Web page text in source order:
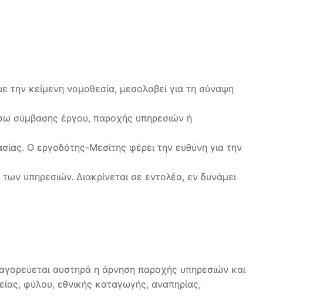
κείμενη νομοθεσία, μεσολαβεί για τη σύναψη
σύμβασης έργου, παροχής υπηρεσιών ή
Ο εργοδότης-Μεσίτης φέρει την ευθύνη για την
υπηρεσιών. Διακρίνεται σε εντολέα, εν δυνάμει
αυστηρά η άρνηση παροχής υπηρεσιών και
φύλου, εθνικής καταγωγής, αναπηρίας,